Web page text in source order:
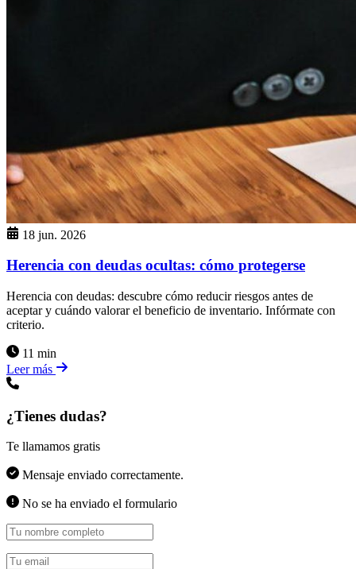
18 jun. 2026
Herencia con deudas ocultas: cómo protegerse
Herencia con deudas: descubre cómo reducir riesgos antes de
aceptar y cuándo valorar el beneficio de inventario. Infórmate con
criterio.
11 min
Leer más
¿Tienes dudas?
Te llamamos gratis
Mensaje enviado correctamente.
No se ha enviado el formulario